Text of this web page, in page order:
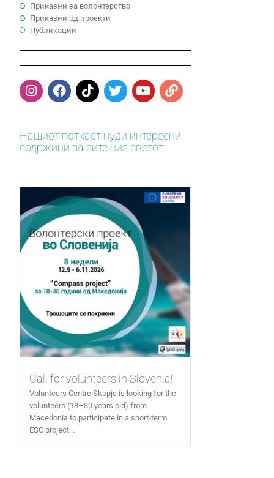
Приказни за волонтерство
Приказни од проекти
Публикации
Нашиот поткаст нуди интересни
содржини за сите низ светот.
Call for volunteers in Slovenia!
Volunteers Centre Skopje is looking for the
volunteers (18–30 years old) from
Macedonia to participate in a short-term
ESC project...